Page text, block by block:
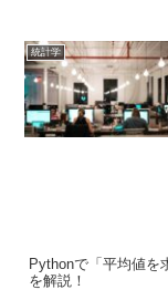
統計学
Pythonで「平均値を
を解説！